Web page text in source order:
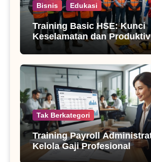
Bisnis Edukasi
Training Basic HSE: Kunci
Keselamatan dan
Tak Berkategori
Training Payroll
Kelola Gaji Profesional